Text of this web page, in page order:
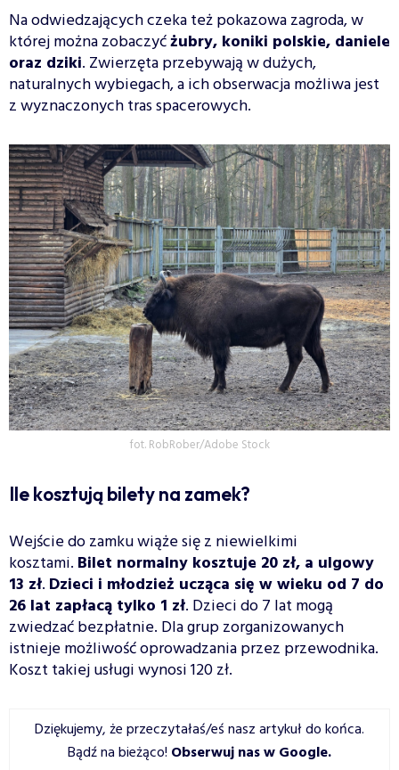
Na odwiedzających czeka też pokazowa zagroda, w
której można zobaczyćżubry, koniki polskie, daniele
oraz dziki. Zwierzęta przebywają w dużych,
naturalnych wybiegach, a ich obserwacja możliwa jest
z wyznaczonych tras spacerowych.
fot. RobRober/Adobe Stock
Ile kosztują bilety na zamek?
Wejście do zamku wiąże się z niewielkimi
kosztami. Bilet normalny kosztuje 20 zł, a ulgowy
13 zł. Dzieci i młodzież ucząca się w wieku od 7 do
26 lat zapłacą tylko 1 zł. Dzieci do 7 lat mogą
zwiedzać bezpłatnie. Dla grup zorganizowanych
istnieje możliwość oprowadzania przez przewodnika.
Koszt takiej usługi wynosi 120 zł.
Dziękujemy, że przeczytałaś/eś nasz artykuł do końca.
Bądź na bieżąco! Obserwuj nas w Google.